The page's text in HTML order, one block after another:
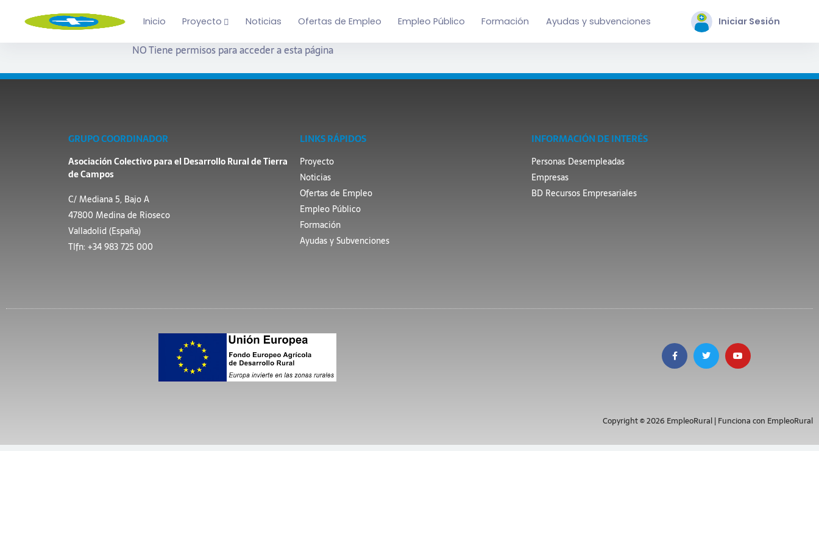
Inicio Proyecto Noticias Ofertas de Empleo Empleo Público Formación Ayudas y subvenciones Iniciar Sesión
NO Tiene permisos para acceder a esta página
GRUPO COORDINADOR
Asociación Colectivo para el Desarrollo Rural de Tierra
de Campos
C/ Mediana 5, Bajo A
47800 Medina de Rioseco
Valladolid (España)
Tlfn: +34 983 725 000
LINKS RÁPIDOS
Proyecto
Noticias
Ofertas de Empleo
Empleo Público
Formación
Ayudas y Subvenciones
INFORMACIÓN DE INTERÉS
Personas Desempleadas
Empresas
BD Recursos Empresariales
Copyright © 2026 EmpleoRural | Funciona con EmpleoRural